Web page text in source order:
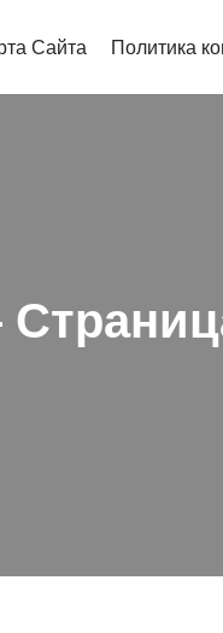
Сайта Политика